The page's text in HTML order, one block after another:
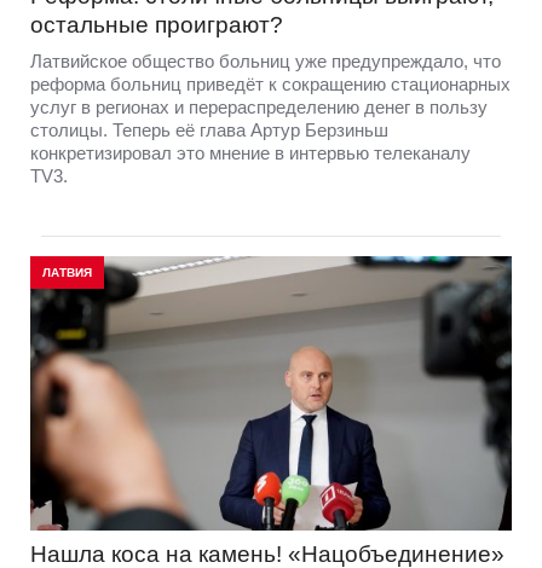
остальные проиграют?
Латвийское общество больниц уже предупреждало, что
реформа больниц приведёт к сокращению стационарных
услуг в регионах и перераспределению денег в пользу
столицы. Теперь её глава Артур Берзиньш
конкретизировал это мнение в интервью телеканалу
TV3.
ЛАТВИЯ
Нашла коса на камень! «Нацобъединение»